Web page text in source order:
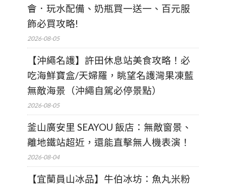
會．玩水配備、奶瓶買一送一、百元服
飾必買攻略!
2026-08-05
【沖繩名護】許田休息站美食攻略！必
吃海鮮寶盒/天婦羅，眺望名護灣果凍藍
無敵海景（沖繩自駕必停景點）
2026-08-05
釜山廣安里 SEAYOU 飯店：無敵窗景、
離地鐵站超近，還能直擊無人機表演！
2026-08-04
【宜蘭員山冰品】牛伯冰坊：魚丸米粉